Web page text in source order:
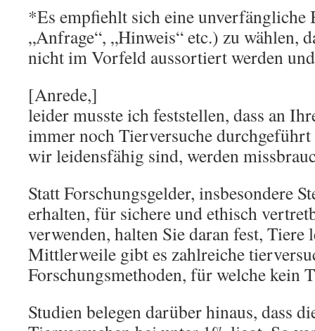
*Es empfiehlt sich eine unverfängliche
„Anfrage“, „Hinweis“ etc.) zu wählen,
nicht im Vorfeld aussortiert werden
[Anrede,]
leider musste ich feststellen, dass an
immer noch Tierversuche
wir leidensfähig sind, werden
Statt Forschungsgelder, insbesondere
erhalten, für sichere und ethisch
verwenden, halten Sie daran fest, Tiere
Mittlerweile gibt es zahlreiche
Forschungsmethoden, für welche kein
Studien belegen darüber hinaus, dass